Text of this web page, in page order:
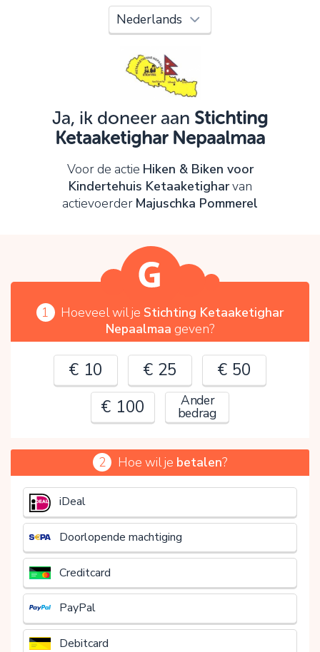
Ja, ik doneer aan Stichting
Ketaaketighar Nepaalmaa
Voor de actie Hiken & Biken voor
Kindertehuis Ketaaketigharvan
actievoerder Majuschka Pommerel
1 Hoeveel wil je Stichting Ketaaketighar
Nepaalmaa geven?
€ 10 € 25
€ 50
€ 100
Ander
bedrag
€
2 Hoe wil je betalen?
iDeal
Doorlopende machtiging
Creditcard
PayPal
Debitcard
Oeps!
Je kunt nog niet verder vanwege:
Controleer en verbeter je invoer en probeer het
OK